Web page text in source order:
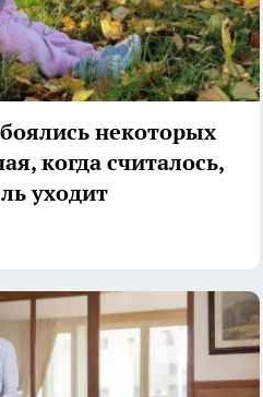
некоторых
когда считалось,
уходит